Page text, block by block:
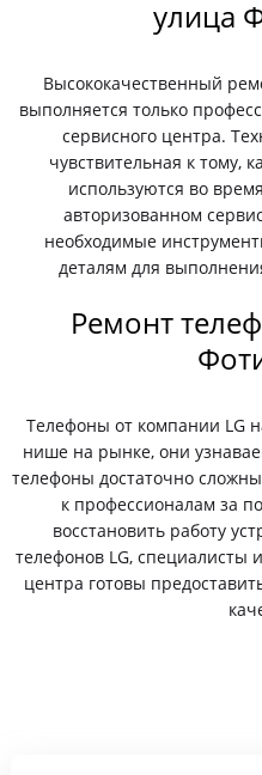
улица
Высококачественный
выполняется только
сервисного центра.
чувствительная к тому,
используются во
авторизованном
необходимые
деталям для
Ремонт
Телефоны от компании LG
нише на рынке, они
телефоны достаточно
к профессионалам за
восстановить работу
телефонов LG, специалисты
центра готовы